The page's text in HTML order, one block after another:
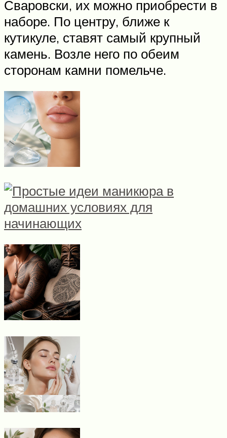
Сваровски, их можно приобрести в
наборе. По центру, ближе к
кутикуле, ставят самый крупный
камень. Возле него по обеим
сторонам камни помельче.